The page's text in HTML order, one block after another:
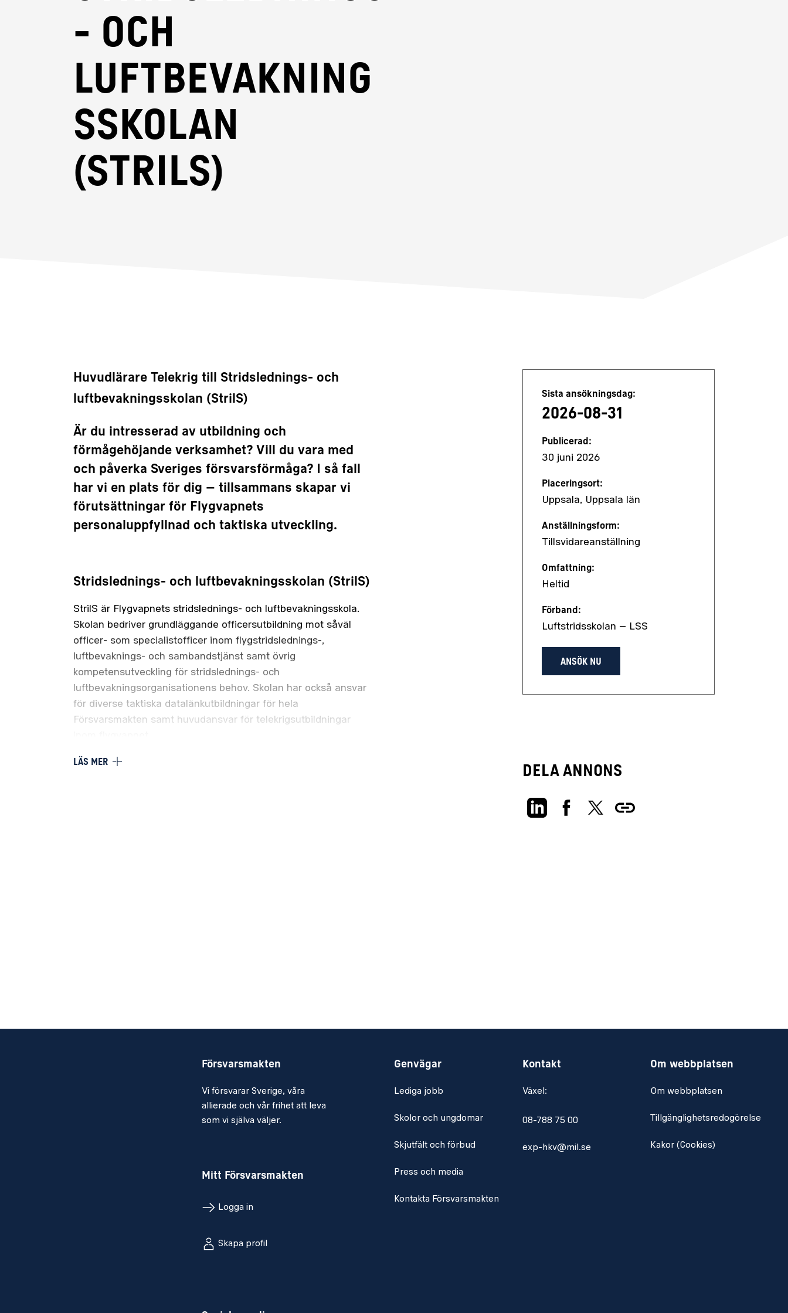
- och
luftbevakning
sskolan
(StrilS)
Huvudlärare Telekrig till Stridslednings- och
luftbevakningsskolan (StrilS)
Är du intresserad av utbildning och
förmågehöjande verksamhet? Vill du vara med
och påverka Sveriges försvarsförmåga? I så fall
har vi en plats för dig – tillsammans skapar vi
förutsättningar för Flygvapnets
personaluppfyllnad och taktiska utveckling.
Stridslednings- och luftbevakningsskolan (StrilS)
StrilS är Flygvapnets stridslednings- och luftbevakningsskola.
Skolan bedriver grundläggande officersutbildning mot såväl
officer- som specialistofficer inom flygstridslednings-,
luftbevaknings- och sambandstjänst samt övrig
kompetensutveckling för stridslednings- och
luftbevakningsorganisationens behov. Skolan har också ansvar
för diverse taktiska datalänkutbildningar för hela
Försvarsmakten samt huvudansvar för telekrigsutbildningar
inom utbildning samt utövande av tjänstegrenen
dessa mot taktik och nyttjande på enhets- och förbandsnivå
Kunna planera, rapportera samt förmedla information via
och förbandsnivå samt andra vapengrenar och översätta
Utbildning av telekrig kopplat mot nyttjande på fartygs- och
Kunna utbilda inom telekrigstjänsten på alla nivåer
LÄS MER
Jobbdetaljer
Sista ansökningsdag:
2026-08-31
Publicerad:
30 juni 2026
Placeringsort:
Uppsala, Uppsala län
Anställningsform:
Tillsvidareanställning
Omfattning:
Heltid
Förband:
Luftstridsskolan – LSS
ANSÖK NU
Dela annons
Försvarsmakten
Vi försvarar Sverige, våra
allierade och vår frihet att leva
som vi själva väljer.
Mitt Försvarsmakten
Logga in
Skapa profil
Genvägar
Lediga jobb
Skolor och ungdomar
Skjutfält och förbud
Press och media
Kontakta Försvarsmakten
Kontakt
Växel:
08-788 75 00
exp-hkv@mil.se
Om webbplatsen
Om webbplatsen
Tillgänglighetsredogörelse
Kakor (Cookies)